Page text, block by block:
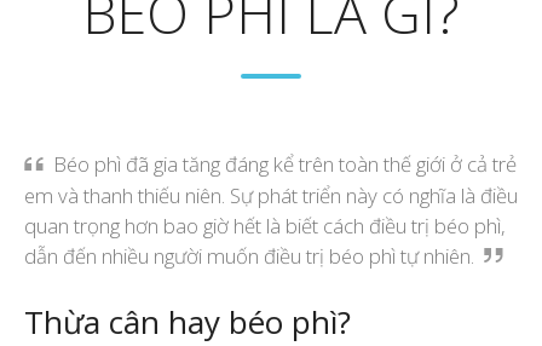
Béo phì đã gia tăng đáng kể trên toàn thế giới ở cả trẻ
em và thanh thiếu niên. Sự phát triển này có nghĩa là điều
quan trọng hơn bao giờ hết là biết cách điều trị béo phì,
dẫn đến nhiều người muốn điều trị béo phì tự nhiên.
Thừa cân hay béo phì?